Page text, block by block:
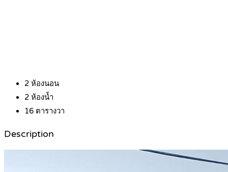
2 ห้องนอน
2 ห้องน้ำ
16 ตารางวา
Description